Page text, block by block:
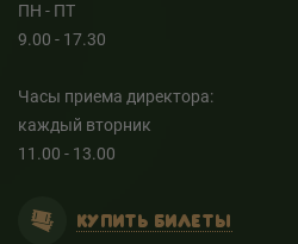
ПН - ПТ
9.00 - 17.30
Часы приема директора:
каждый вторник
11.00 - 13.00
КУПИТЬ БИЛЕТЫ